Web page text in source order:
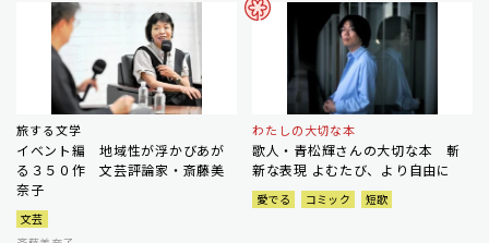
旅する文学
イベント編 地域性が浮かびあが
る３５０作 文芸評論家・斎藤美
奈子
文芸
わたしの大切な本
歌人・青松輝さんの大切な本 斬
新な表現 よむたび、より自由に
愛でる コミック 短歌